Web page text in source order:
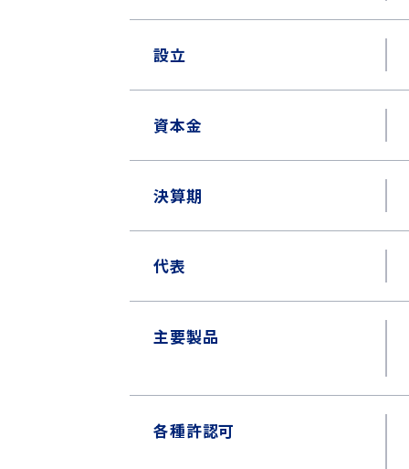
設立
資本金
決算期
代表
主要製品
各種許認可